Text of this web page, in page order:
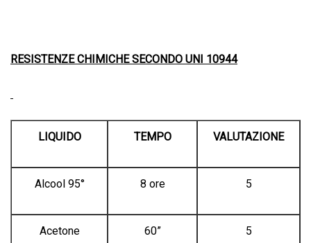
RESISTENZE CHIMICHE SECONDO UNI 10944
LIQUIDO TEMPO VALUTAZIONE
Alcool 95° 8 ore 5
Acetone 60” 5